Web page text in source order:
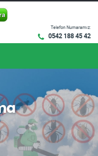
Telefon Numaramız:
0542 188 45 42